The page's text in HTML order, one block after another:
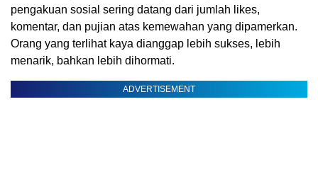
pengakuan sosial sering datang dari jumlah likes,
komentar, dan pujian atas kemewahan yang dipamerkan.
Orang yang terlihat kaya dianggap lebih sukses, lebih
menarik, bahkan lebih dihormati.
ADVERTISEMENT